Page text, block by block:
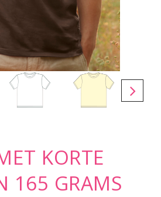
KORTE
165 GRAMS